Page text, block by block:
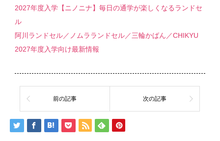
2027年度入学【ニノニナ】毎日の通学が楽しくなるランドセ
ル
阿川ランドセル／ノムラランドセル／三輪かばん／CHIKYU
2027年度入学向け最新情報
前の記事 次の記事